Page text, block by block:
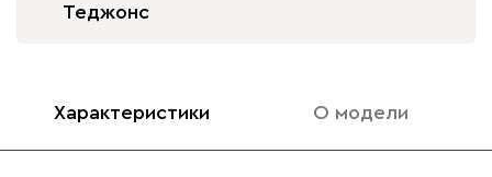
Теджонс
Характеристики О модели